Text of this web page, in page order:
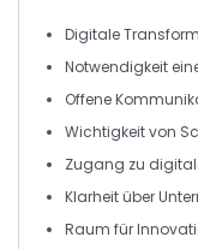
Digitale
Notwendigkeit
Offene
Wichtigkeit von
Zugang zu
Klarheit über
Raum für